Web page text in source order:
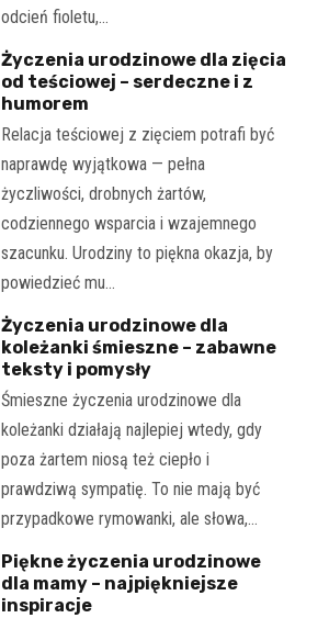
odcień fioletu,…
Życzenia urodzinowe dla zięcia
od teściowej – serdeczne i z
humorem
Relacja teściowej z zięciem potrafi być
naprawdę wyjątkowa — pełna
życzliwości, drobnych żartów,
codziennego wsparcia i wzajemnego
szacunku. Urodziny to piękna okazja, by
powiedzieć mu…
Życzenia urodzinowe dla
koleżanki śmieszne – zabawne
teksty i pomysły
Śmieszne życzenia urodzinowe dla
koleżanki działają najlepiej wtedy, gdy
poza żartem niosą też ciepło i
prawdziwą sympatię. To nie mają być
przypadkowe rymowanki, ale słowa,…
Piękne życzenia urodzinowe
dla mamy – najpiękniejsze
inspiracje